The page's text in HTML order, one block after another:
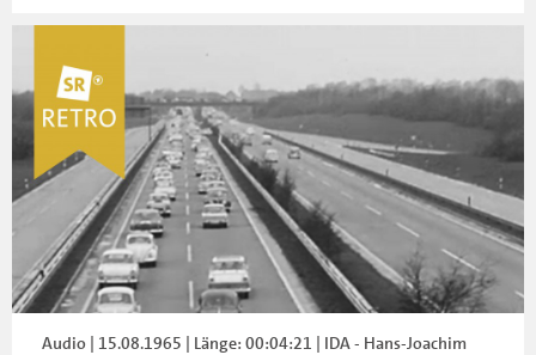
Audio | 15.08.1965 | Länge: 00:04:21 | IDA - Hans-Joachim